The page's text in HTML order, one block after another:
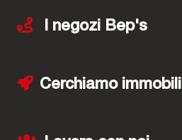
I negozi Bep's
Cerchiamo immobili